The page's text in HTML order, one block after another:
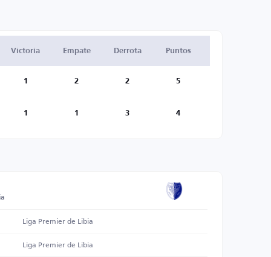
Victoria Empate Derrota Puntos
1 2 2 5
1 1 3 4
Liga Premier de Libia
Liga Premier de Libia